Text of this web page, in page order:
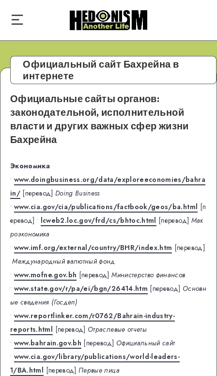
Официальный сайт Бахрейна в
интернете
Официальные сайты органов:
законодательной, исполнительной
власти и других важных сфер жизни
Бахрейна
Экономика
• www.doingbusiness.org/data/exploreeconomies/bahra
in/ [перевод] Doing Business
• www.cia.gov/cia/publications/factbook/geos/ba.html [п
еревод] • lcweb2.loc.gov/frd/cs/bhtoc.html [перевод] Мак
роэкономика
• www.imf.org/external/country/BHR/index.htm [перевод]
Международный валютный фонд
• www.mofne.gov.bh [перевод] Министерство финансов
• www.state.gov/r/pa/ei/bgn/26414.htm [перевод] Основн
ые сведения (Госдеп)
• www.reportlinker.com/r0762/Bahrain-industry-
reports.html [перевод] Отраслевые отчеты
• www.bahrain.gov.bh [перевод] Официальный сайт
• www.cia.gov/library/publications/world-leaders-
1/BA.html [перевод] Первые лица